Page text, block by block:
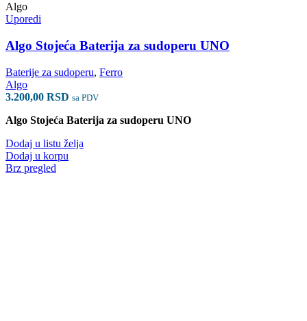
Algo
Uporedi
Algo Stojeća Baterija za sudoperu UNO
Baterije za sudoperu, Ferro
Algo
3.200,00 RSD sa PDV
Algo Stojeća Baterija za sudoperu UNO
Dodaj u listu želja
Dodaj u korpu
Brz pregled